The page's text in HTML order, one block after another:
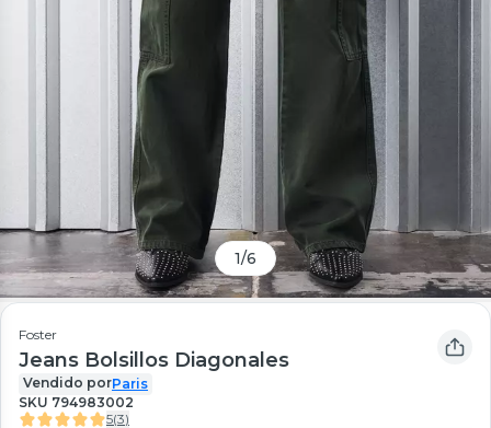
1/6
Foster
Jeans Bolsillos Diagonales
Vendido porParis
SKU 794983002
5(3)